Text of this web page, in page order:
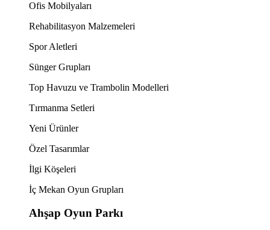
Ofis Mobilyaları
Rehabilitasyon Malzemeleri
Spor Aletleri
Sünger Grupları
Top Havuzu ve Trambolin Modelleri
Tırmanma Setleri
Yeni Ürünler
Özel Tasarımlar
İlgi Köşeleri
İç Mekan Oyun Grupları
Ahşap Oyun Parkı